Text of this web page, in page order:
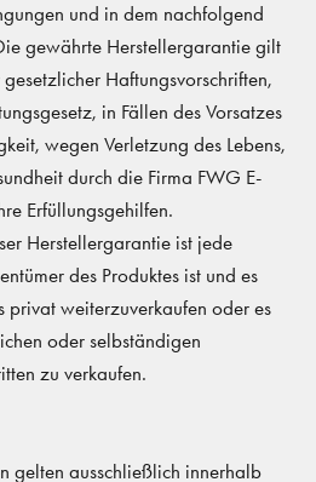
und in dem nachfolgend
gewährte Herstellergarantie gilt
Haftungsvorschriften,
in Fällen des Vorsatzes
wegen Verletzung des Lebens,
durch die Firma FWG E-
Erfüllungsgehilfen.
Herstellergarantie ist jede
des Produktes ist und es
privat weiterzuverkaufen oder es
oder selbständigen
zu verkaufen.
gelten ausschließlich innerhalb